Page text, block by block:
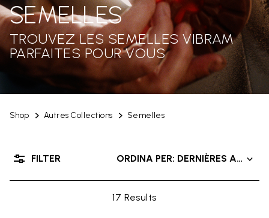
Shop Autres Collections Semelles
SEMELLES
TROUVEZ LES SEMELLES VIBRAM
PARFAITES POUR VOUS
17 Results
ORDINA PER: DERNIÈRES
FILTER